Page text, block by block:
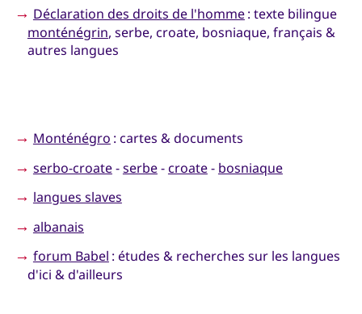
→ Déclaration des droits de l'homme: texte bilingue
monténégrin, serbe, croate, bosniaque, français &
autres langues
→ Monténégro : cartes & documents
→ serbo-croate-serbe-croate- bosniaque
→ langues slaves
→ albanais
→ forum Babel : études & recherches sur les langues
d'ici & d'ailleurs